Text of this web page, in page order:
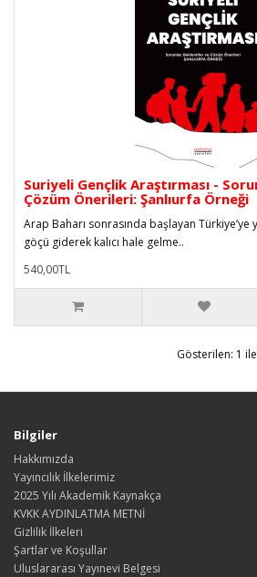
Suriyeli Gençlik Araştırması -
Çözüm Önerileri: Şanlıurfa Örneği
Arap Baharı sonrasında başlayan Türkiye’ye
göçü giderek kalıcı hale gelme..
540,00TL
Gösterilen: 1
Bilgiler
Hakkımızda
Yayıncılık İlkelerimiz
2025 Yılı Akademik Kaynakça
KVKK AYDINLATMA METNİ
Gizlilik İlkeleri
Şartlar ve Koşullar
Uluslararası Yayınevi Belgesi